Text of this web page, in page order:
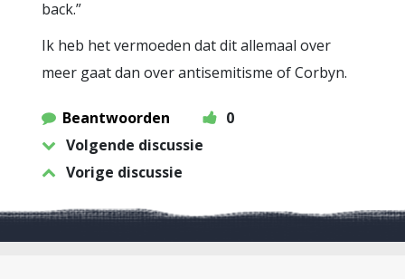
back.”
Ik heb het vermoeden dat dit allemaal over
meer gaat dan over antisemitisme of Corbyn.
Beantwoorden
0
Volgende discussie
Vorige discussie